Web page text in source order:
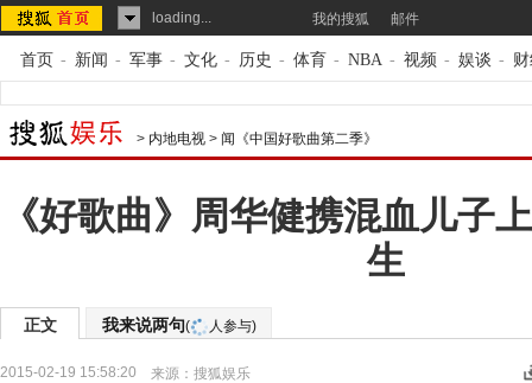
loading... 我的搜狐 邮件
首页 - 新闻 - 军事 - 文化 - 历史 - 体育 - NBA - 视频 - 娱谈 -
> 内地电视 > 闻《中国好歌曲第二季》
《好歌曲》周华健携混血儿子
生
正文 我来说两句( 人参与)
2015-02-19 15:58:20 来源： 搜狐娱乐